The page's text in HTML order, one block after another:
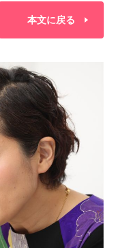
本文に戻る